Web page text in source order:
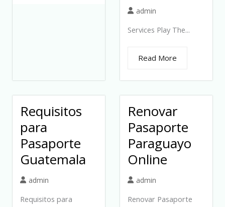
admin
Services Play The...
Read More
Requisitos
para
Pasaporte
Guatemala
admin
Requisitos para
Renovar
Pasaporte
Paraguayo
Online
admin
Renovar Pasaporte